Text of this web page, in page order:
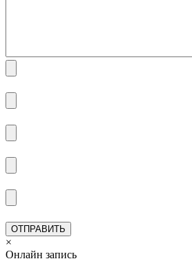
×
Онлайн запись